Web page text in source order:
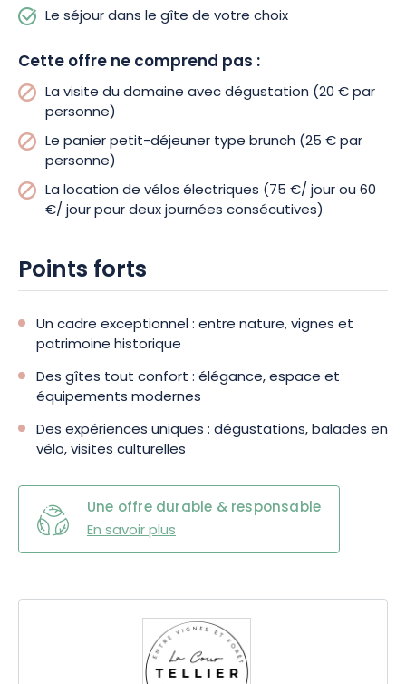
Le séjour dans le gîte de votre choix
Cette offre ne comprend pas :
La visite du domaine avec dégustation (20 € par
personne)
Le panier petit-déjeuner type brunch (25 € par
personne)
La location de vélos électriques (75 €/ jour ou 60
€/ jour pour deux journées consécutives)
Points forts
Un cadre exceptionnel : entre nature, vignes et
patrimoine historique
Des gîtes tout confort : élégance, espace et
équipements modernes
Des expériences uniques : dégustations, balades en
vélo, visites culturelles
Une offre durable & responsable
En savoir plus